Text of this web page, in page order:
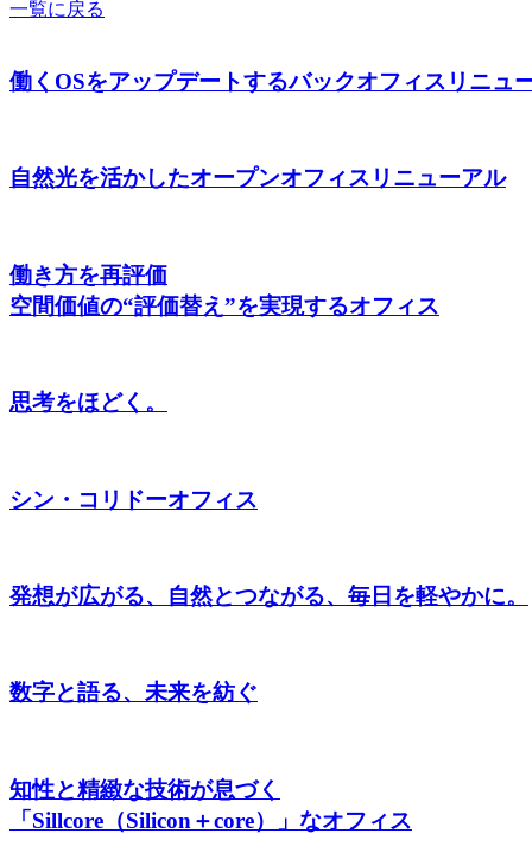
一覧に戻る
働くOSをアップデートするバックオフィスリニュ
自然光を活かしたオープンオフィスリニューアル
働き方を再評価
空間価値の“評価替え”を実現するオフィス
思考をほどく。
シン・コリドーオフィス
発想が広がる、自然とつながる、毎日を軽やかに。
数字と語る、未来を紡ぐ
知性と精緻な技術が息づく
「Sillcore（Silicon＋core）」なオフィス